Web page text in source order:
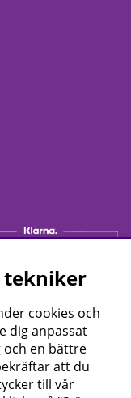
tekniker
cookies och
dig anpassat
och en bättre
att du
till vår